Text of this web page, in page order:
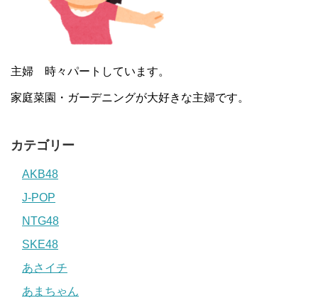
主婦 時々パートしています。
家庭菜園・ガーデニングが大好きな主婦です。
カテゴリー
AKB48
J-POP
NTG48
SKE48
あさイチ
あまちゃん